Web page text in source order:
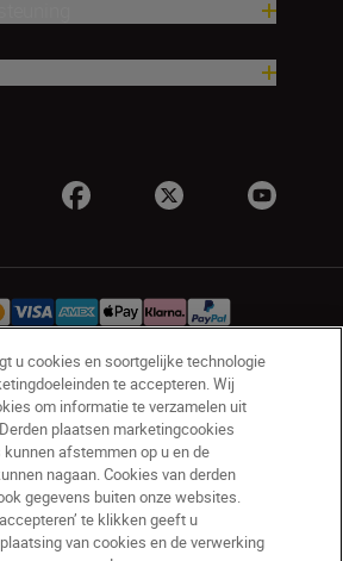
Privacyverklaring
voorwaarden
Toegankelijkheid
u cookies en soortgelijke technologie
te accepteren. Wij
om informatie te verzamelen uit
plaatsen marketingcookies
afstemmen op u en de
nagaan. Cookies van derden
gegevens buiten onze websites.
te klikken geeft u
van cookies en de verwerking